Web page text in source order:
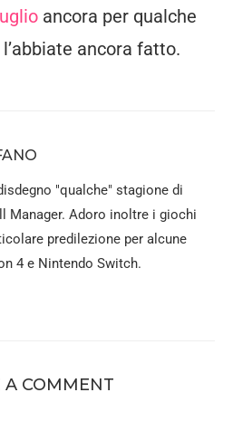
luglio ancora per qualche
ancora fatto.
"qualche" stagione di
Manager. Adoro inoltre i giochi
predilezione per alcune
4 e Nintendo Switch.
A COMMENT